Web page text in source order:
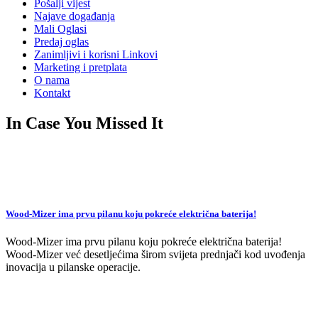
Pošalji vijest
Najave događanja
Mali Oglasi
Predaj oglas
Zanimljivi i korisni Linkovi
Marketing i pretplata
O nama
Kontakt
In Case You Missed It
Wood-Mizer ima prvu pilanu koju pokreće električna baterija!
Wood-Mizer ima prvu pilanu koju pokreće električna baterija!
Wood-Mizer već desetljećima širom svijeta prednjači kod uvođenja
inovacija u pilanske operacije.